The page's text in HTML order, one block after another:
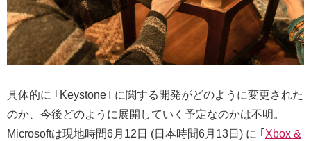
具体的に ｢Keystone｣ に関する開発がどのように変更された
のか、今後どのように展開していく予定なのかは不明。
Microsoftは現地時間6月12日 (日本時間6月13日) に ｢ Xbox &